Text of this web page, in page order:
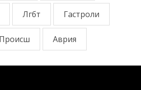
Лгбт Гастроли
Происш Аврия